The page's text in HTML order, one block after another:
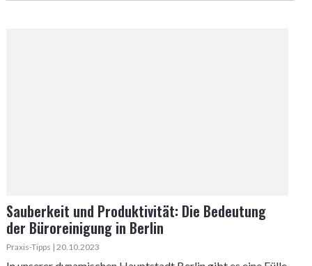
Sauberkeit und Produktivität: Die Bedeutung
der Büroreinigung in Berlin
Praxis-Tipps | 20.10.2023